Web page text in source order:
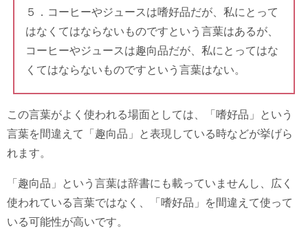
５．コーヒーやジュースは嗜好品だが、私にとって
はなくてはならないものですという言葉はあるが、
コーヒーやジュースは趣向品だが、私にとってはな
くてはならないものですという言葉はない。
この言葉がよく使われる場面としては、「嗜好品」という
言葉を間違えて「趣向品」と表現している時などが挙げら
れます。
「趣向品」という言葉は辞書にも載っていませんし、広く
使われている言葉ではなく、「嗜好品」を間違えて使って
いる可能性が高いです。